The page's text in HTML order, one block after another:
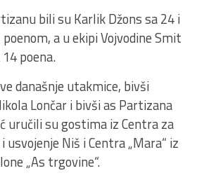
bili su Karlik Džons sa 24 i
a u ekipi Vojvodine Smit
poena.
današnje utakmice, bivši
Lončar i bivši as Partizana
uručili su gostima iz Centra za
Niš i Centra „Mara“ iz
„As trgovine“.